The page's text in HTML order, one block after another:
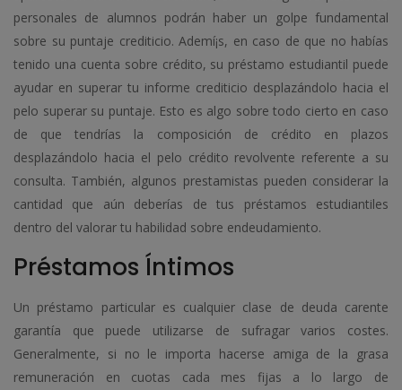
personales de alumnos podrán haber un golpe fundamental
sobre su puntaje crediticio. Ademí¡s, en caso de que no habías
tenido una cuenta sobre crédito, su préstamo estudiantil puede
ayudar en superar tu informe crediticio desplazándolo hacia el
pelo superar su puntaje. Esto es algo sobre todo cierto en caso
de que tendrí­as la composición de crédito en plazos
desplazándolo hacia el pelo crédito revolvente referente a su
consulta. También, algunos prestamistas pueden considerar la
cantidad que aún deberías de tus préstamos estudiantiles
dentro del valorar tu habilidad sobre endeudamiento.
Préstamos Íntimos
Un préstamo particular es cualquier clase de deuda carente
garantía que puede utilizarse de sufragar varios costes.
Generalmente, si no le importa hacerse amiga de la grasa
remuneración en cuotas cada mes fijas a lo largo de